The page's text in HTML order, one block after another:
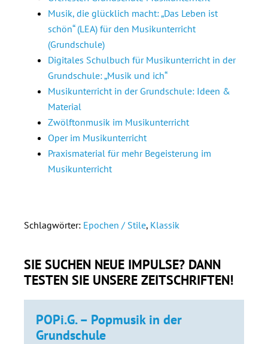
Musik, die glücklich macht: „Das Leben ist
schön“ (LEA) für den Musikunterricht
(Grundschule)
Digitales Schulbuch für Musikunterricht in der
Grundschule: „Musik und ich“
Musikunterricht in der Grundschule: Ideen &
Material
Zwölftonmusik im Musikunterricht
Oper im Musikunterricht
Praxismaterial für mehr Begeisterung im
Musikunterricht
Schlagwörter: Epochen / Stile, Klassik
SIE SUCHEN NEUE IMPULSE? DANN
TESTEN SIE UNSERE ZEITSCHRIFTEN!
POPi.G. – Popmusik in der
Grundschule